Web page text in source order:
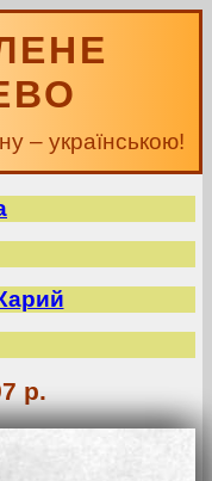
– українською!
р.